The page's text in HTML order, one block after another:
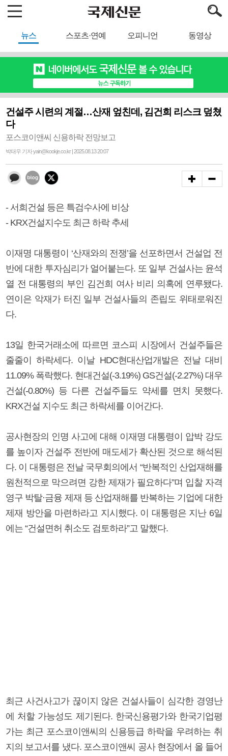
뉴스 스포츠·연예 오피니언 동영상
건설주 시련의 계절…산재 엎친데, 김건희 리스크 덮쳤
다
포스코이앤씨 신용하락 전망보고
박태우 기자 yain@kookje.co.kr | 2025.08.13 20:07
- 서희건설 등은 특검수사에 비상
- KRX건설지수도 최근 하락 추세
이재명 대통령이 ‘산재와의 전쟁’을 선포하면서 건설업 전
반에 대한 투자심리가 얼어붙는다. 또 일부 건설사는 윤석
열 전 대통령의 부인 김건희 여사 비리 의혹에 연루됐다.
연이은 악재가 터진 일부 건설사들의 존립도 위태로워진
다.
13일 한국거래소에 따르면 코스피 시장에서 건설주들은
줄줄이 하락세다. 이날 HDC현대산업개발은 전날 대비
11.09% 폭락했다. 현대건설(-3.19%) GS건설(-2.27%) 대우
건설(-0.80%) 등 다른 건설주들도 약세를 면치 못했다.
KRX건설 지수도 최근 하락세를 이어간다.
공사현장의 인명 사고에 대해 이재명 대통령이 압박 강도
를 높이자 건설주 전반에 매도세가 확산된 것으로 해석된
다. 이 대통령은 전날 국무회의에서 “반복적인 산업재해를
원천적으로 막으려면 강한 제재가 필요하다”며 입찰 자격
영구 박탈·금융 제재 등 산업재해를 반복하는 기업에 대한
제재 방안을 마련하라고 지시했다. 이 대통령은 지난 6일
에는 “건설면허 취소도 검토하라”고 말했다.
최근 사건사고가 끊이지 않은 건설사들이 심각한 경영난
에 처할 가능성도 제기된다. 한국신용평가와 한국기업평
가는 최근 포스코이앤씨의 신용등급 하락을 우려하는 취
지의 보고서를 냈다. 포스코이앤씨 공사 현장에서 올 들어